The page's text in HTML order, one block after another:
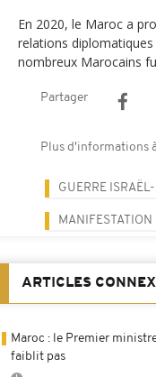
En 2020, le Maroc a
relations
nombreux Marocains
Partager
Plus d'informations
GUERRE
MANIFESTATION
ARTICLES
Maroc : le Premier
faiblit pas